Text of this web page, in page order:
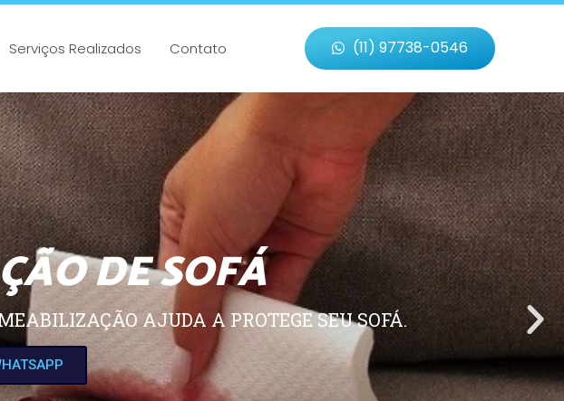
Serviços Realizados Contato (11) 97738-0546
DE SOFÁ
AJUDA A PROTEGE SEU SOFÁ.